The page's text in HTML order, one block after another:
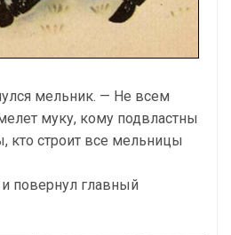
мельник. — Не всем
муку, кому подвластны
кто строит все мельницы
повернул главный